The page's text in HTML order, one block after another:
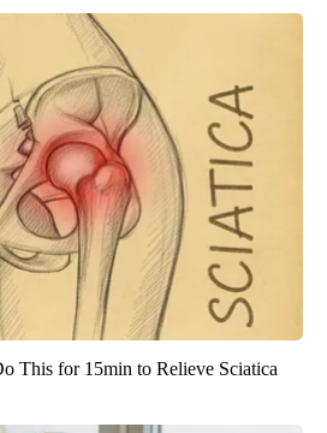
This for 15min to Relieve Sciatica